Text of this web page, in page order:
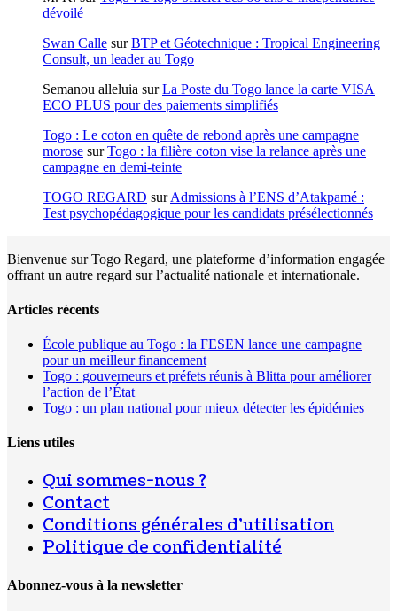
dévoilé
Swan Calle surBTP et Géotechnique : Tropical Engineering
Consult, un leader au Togo
Semanou alleluia surLa Poste du Togo lance la carte VISA
ECO PLUS pour des paiements simplifiés
Togo : Le coton en quête de rebond après une campagne
morose surTogo : la filière coton vise la relance après une
campagne en demi-teinte
TOGO REGARD surAdmissions à l’ENS d’Atakpamé :
Test psychopédagogique pour les candidats présélectionnés
Bienvenue sur Togo Regard, une plateforme d’information engagée
offrant un autre regard sur l’actualité nationale et internationale.
Articles récents
École publique au Togo : la FESEN lance une campagne
pour un meilleur financement
Togo : gouverneurs et préfets réunis à Blitta pour améliorer
l’action de l’État
Togo : un plan national pour mieux détecter les épidémies
Liens utiles
Qui sommes-nous ?
Contact
Conditions générales d’utilisation
Politique de confidentialité
Abonnez-vous à la newsletter